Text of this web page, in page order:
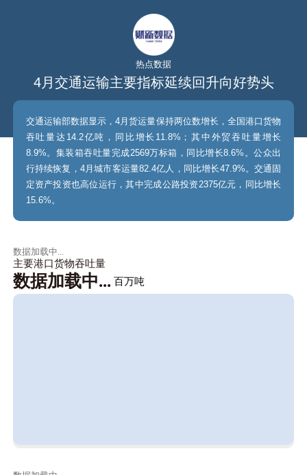
热点数据
4月交通运输主要指标延续回升向好势头
交通运输部数据显示，4月货运量保持两位数增长，全国港口货物
吞吐量达14.2亿吨，同比增长11.8%；其中外贸吞吐量增长
8.9%。集装箱吞吐量完成2569万标箱，同比增长8.6%。公众出
行持续恢复，4月城市客运量82.4亿人，同比增长47.9%。交通固
定资产投资也高位运行，其中完成公路投资2375亿元，同比增长
15.6%。
数据加载中...
主要港口货物吞吐量
数据加载中... 百万吨